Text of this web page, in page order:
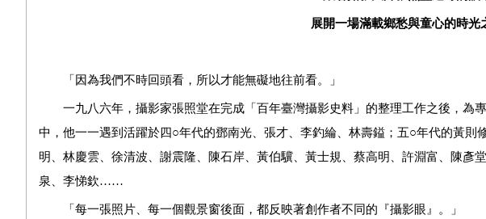
展開一場滿載鄉愁與童心的時光
「因為我們不時回頭看，所以才能無礙地往前看。」
一九八六年，攝影家張照堂在完成「百年臺灣攝影史料」的整理工作之後，為
中，他一一遇到活躍於四○年代的鄧南光、張才、李釣綸、林壽鎰；五○年代的黃
明、林慶雲、徐清波、謝震隆、陳石岸、黃伯驥、黃士規、蔡高明、許淵富、陳彥
泉、李悌欽……
「每一張照片、每一個觀景窗後面，都反映著創作者不同的『攝影眼』。」